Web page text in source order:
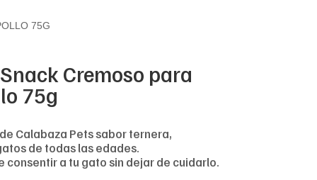
75G
Cremoso para
75g
Calabaza Pets sabor ternera,
de todas las edades.
consentir a tu gato sin dejar de cuidarlo.